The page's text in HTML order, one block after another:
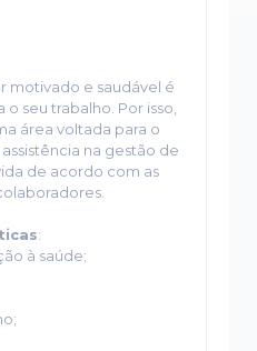
motivado e saudável é
seu trabalho. Por isso,
área voltada para o
na gestão de
de acordo com as
:
à saúde;